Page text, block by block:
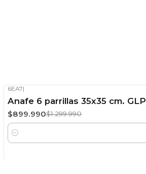
OFF
Stock disponible
6EA7|
Anafe 6 parrillas 35x35 cm. GLP
$899.990$1.299.990
Cantidad